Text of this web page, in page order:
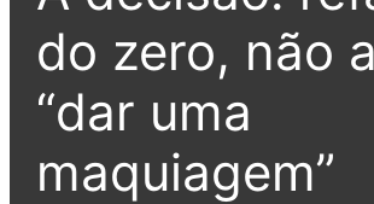
do zero, não
“dar uma
maquiagem”